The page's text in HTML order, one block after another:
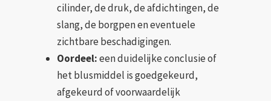
cilinder, de druk, de afdichtingen, de
slang, de borgpen en eventuele
zichtbare beschadigingen.
Oordeel:een duidelijke conclusie of
het blusmiddel is goedgekeurd,
afgekeurd of voorwaardelijk